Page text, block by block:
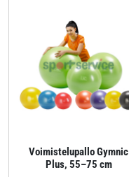
Voimistelupallo Gymnic
Plus, 55–75 cm